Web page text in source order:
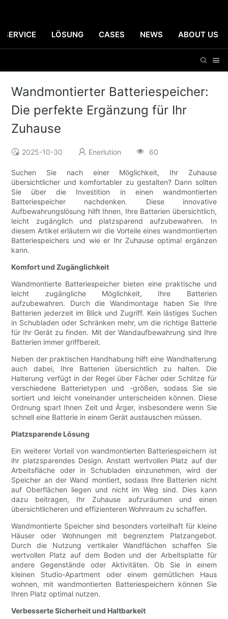
SERVICE LÖSUNG CASES NEWS ABOUT US
Wandmontierter Batteriespeicher:
Die perfekte Ergänzung für Ihr
Zuhause
2025-10-30 Enerlution 60
Suchen Sie nach einer Möglichkeit, Ihr Zuhause
übersichtlicher und komfortabler zu gestalten? Dann sollten
Sie über die Investition in einen wandmontierten
Batteriespeicher nachdenken. Diese innovative
Aufbewahrungslösung hilft Ihnen, Ihre Batterien übersichtlich,
leicht zugänglich und platzsparend aufzubewahren. In
diesem Artikel erläutern wir die Vorteile eines wandmontierten
Batteriespeichers und wie er Ihr Zuhause optimal ergänzen
kann.
Komfort und Zugänglichkeit
Wandmontierte Batteriespeicher bieten eine praktische und
leicht zugängliche Möglichkeit, Ihre Batterien
aufzubewahren. Durch die Wandmontage haben Sie Ihre
Batterien jederzeit im Blick und Zugriff. Kein lästiges Suchen
in Schubladen oder Schränken mehr, um die richtige Batterie
für Ihr Gerät zu finden. Mit der Wandaufbewahrung sind Ihre
Batterien immer griffbereit.
Neben der praktischen Handhabung hilft eine Wandhalterung
auch dabei, Ihre Batterien übersichtlich zu halten. Die
Halterung verfügt in der Regel über Fächer oder Schlitze für
verschiedene Batterietypen und -größen, sodass Sie sie
sortiert und leicht voneinander unterscheiden können. Diese
Ordnung spart Ihnen Zeit und Ärger, insbesondere wenn Sie
schnell eine Batterie in einem Gerät austauschen müssen.
Platzsparende Lösung
Ein weiterer Vorteil von wandmontierten Batteriespeichern ist
ihr platzsparendes Design. Anstatt wertvollen Platz auf der
Arbeitsfläche oder in Schubladen einzunehmen, wird der
Speicher an der Wand montiert, sodass Ihre Batterien nicht
auf Oberflächen liegen und nicht im Weg sind. Dies kann
dazu beitragen, Ihr Zuhause aufzuräumen und einen
übersichtlicheren und effizienteren Wohnraum zu schaffen.
Wandmontierte Speicher sind besonders vorteilhaft für kleine
Häuser oder Wohnungen mit begrenztem Platzangebot.
Durch die Nutzung vertikaler Wandflächen schaffen Sie
wertvollen Platz auf dem Boden und der Arbeitsplatte für
andere Gegenstände oder Aktivitäten. Ob Sie in einem
kleinen Studio-Apartment oder einem gemütlichen Haus
wohnen, mit wandmontierten Batteriespeichern können Sie
Ihren Platz optimal nutzen.
Verbesserte Sicherheit und Haltbarkeit